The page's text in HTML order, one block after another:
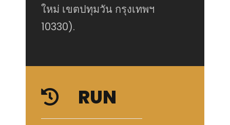
ใหม่ เขตปทุมวัน กรุงเทพฯ
10330).
RUN